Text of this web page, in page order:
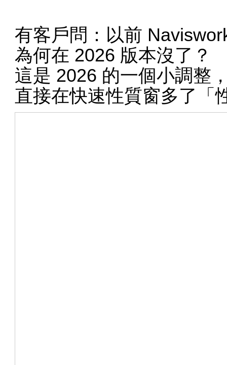
有客戶問：以前
為何在 2026 版本沒了？
這是 2026 的一個小調整
直接在快速性質窗多了「